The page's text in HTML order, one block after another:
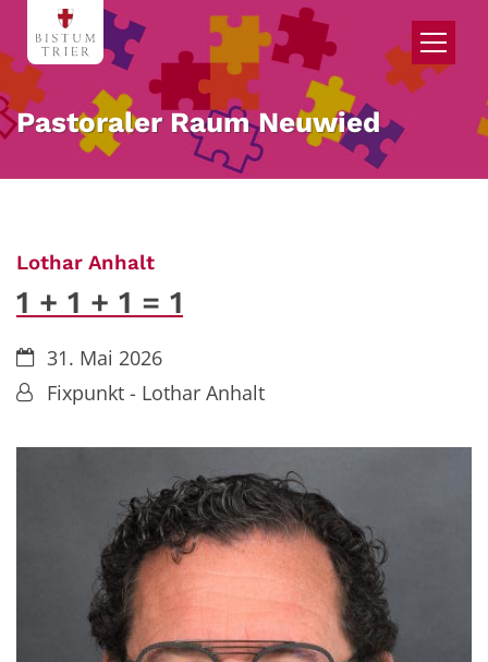
Zum Inhalt springen
Pastoraler Raum Neuwied
Lothar Anhalt:
1 + 1 + 1 = 1
Datum:
31. Mai 2026
Von:Fixpunkt - Lothar Anhalt